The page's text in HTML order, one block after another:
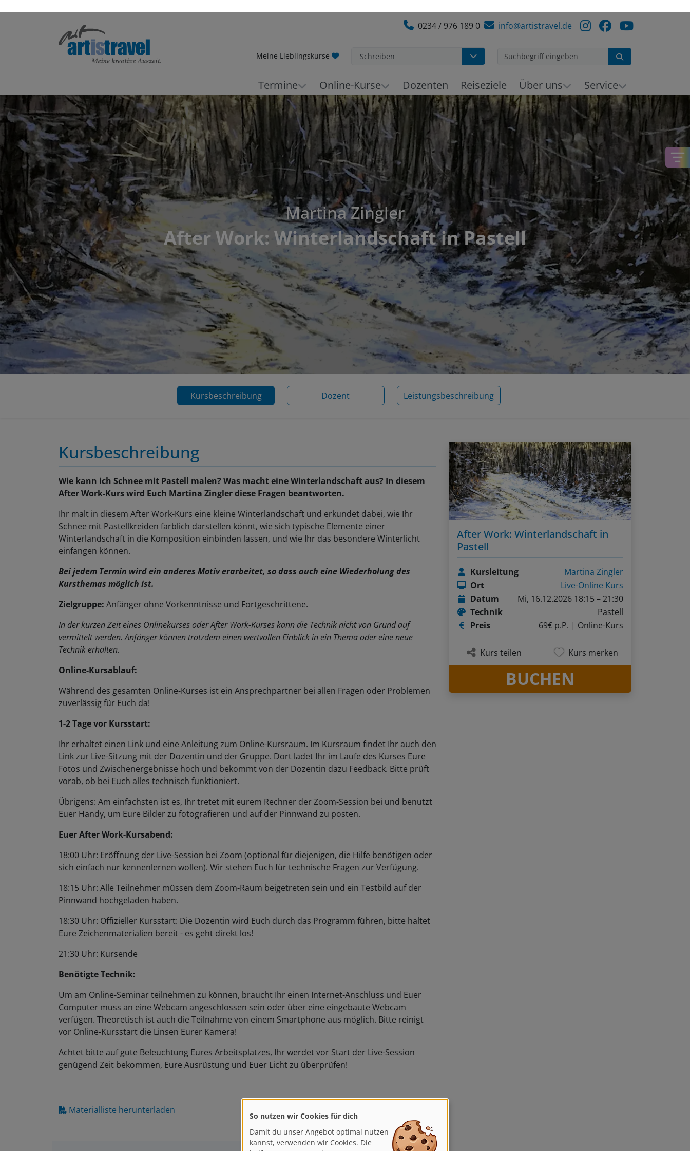
0234 / 976 189 0 info@artistravel.de
Martina Zingler
After Work: Winterlandschaft in Pastell
Kursbeschreibung Dozent Leistungsbeschreibung
Kursbeschreibung
Wie kann ich Schnee mit Pastell malen? Was macht eine Winterlandschaft aus? In diesem
After Work-Kurs wird Euch Martina Zingler diese Fragen beantworten.
Ihr malt in diesem After Work-Kurs eine kleine Winterlandschaft und erkundet dabei, wie Ihr
Schnee mit Pastellkreiden farblich darstellen könnt, wie sich typische Elemente einer
Winterlandschaft in die Komposition einbinden lassen, und wie Ihr das besondere Winterlicht
einfangen können.
Bei jedem Termin wird ein anderes Motiv erarbeitet, so dass auch eine Wiederholung des
Kursthemas möglich ist.
Zielgruppe: Anfänger ohne Vorkenntnisse und Fortgeschrittene.
In der kurzen Zeit eines Onlinekurses oder After Work-Kurses kann die Technik nicht von Grund auf
vermittelt werden. Anfänger können trotzdem einen wertvollen Einblick in ein Thema oder eine neue
Technik erhalten.
Online-Kursablauf:
Während des gesamten Online-Kurses ist ein Ansprechpartner bei allen Fragen oder Problemen
zuverlässig für Euch da!
1-2 Tage vor Kursstart:
Ihr erhaltet einen Link und eine Anleitung zum Online-Kursraum. Im Kursraum findet Ihr auch den
Link zur Live-Sitzung mit der Dozentin und der Gruppe. Dort ladet Ihr im Laufe des Kurses Eure
Fotos und Zwischenergebnisse hoch und bekommt von der Dozentin dazu Feedback. Bitte prüft
vorab, ob bei Euch alles technisch funktioniert.
Übrigens: Am einfachsten ist es, Ihr tretet mit eurem Rechner der Zoom-Session bei und benutzt
Euer Handy, um Eure Bilder zu fotografieren und auf der Pinnwand zu posten.
Euer After Work-Kursabend:
18:00 Uhr: Eröffnung der Live-Session bei Zoom (optional für diejenigen, die Hilfe benötigen oder
sich einfach nur kennenlernen wollen). Wir stehen Euch für technische Fragen zur Verfügung.
18:15 Uhr: Alle Teilnehmer müssen dem Zoom-Raum beigetreten sein und ein Testbild auf der
Pinnwand hochgeladen haben.
18:30 Uhr: Offizieller Kursstart: Die Dozentin wird Euch durch das Programm führen, bitte haltet
Eure Zeichenmaterialien bereit - es geht direkt los!
21:30 Uhr: Kursende
Benötigte Technik:
Um am Online-Seminar teilnehmen zu können, braucht Ihr einen Internet-Anschluss und Euer
Computer muss an eine Webcam angeschlossen sein oder über eine eingebaute Webcam
verfügen. Theoretisch ist auch die Teilnahme von einem Smartphone aus möglich. Bitte reinigt
vor Online-Kursstart die Linsen Eurer Kamera!
Achtet bitte auf gute Beleuchtung Eures Arbeitsplatzes, Ihr werdet vor Start der Live-Session
genügend Zeit bekommen, Eure Ausrüstung und Euer Licht zu überprüfen!
Materialliste herunterladen
After Work: Winterlandschaft in
Pastell
Kursleitung
Martina Zingler
Ort
Live-Online Kurs
Datum
Mi, 16.12.2026 18:15 – 21:30
Technik
Pastell
Preis
69€ p.P. | Online-Kurs
Kurs teilen Kurs merken
BUCHEN
Damit du unser Angebot optimal nutzen
kannst, verwenden wir Cookies. Die
helfen uns, unsere Dienste zu